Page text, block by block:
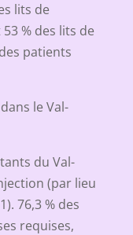
lits de
% des lits de
patients
le Val-
du Val-
(par lieu
76,3 % des
requises,